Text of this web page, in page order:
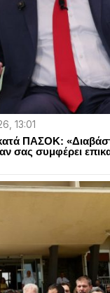
13:01
ΠΑΣΟΚ:
σας συμφέρει